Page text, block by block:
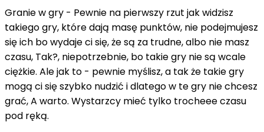
Granie w gry - Pewnie na pierwszy rzut jak widzisz
takiego gry, które dają masę punktów, nie podejmujesz
się ich bo wydaje ci się, że są za trudne, albo nie masz
czasu, Tak?, niepotrzebnie, bo takie gry nie są wcale
ciężkie. Ale jak to - pewnie myślisz, a tak że takie gry
mogą ci się szybko nudzić i dlatego w te gry nie chcesz
grać, A warto. Wystarzcy mieć tylko trocheee czasu
pod ręką.